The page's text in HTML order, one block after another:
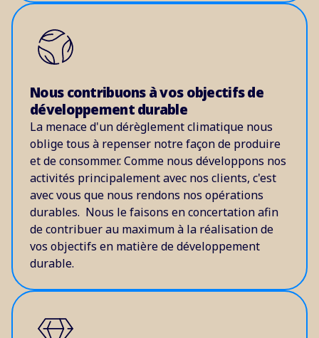
Nous contribuons à vos objectifs de
développement durable
La menace d'un dérèglement climatique nous
oblige tous à repenser notre façon de produire
et de consommer. Comme nous développons nos
activités principalement avec nos clients, c'est
avec vous que nous rendons nos opérations
durables. Nous le faisons en concertation afin
de contribuer au maximum à la réalisation de
vos objectifs en matière de développement
durable.